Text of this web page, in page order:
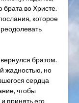
брата во Христе.
которое
братом.
жадностью, но
сердца
чтобы
принять его